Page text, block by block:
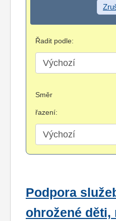
Řadit podle:
Směr
řazení:
Podpora
ohrožené děti,